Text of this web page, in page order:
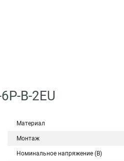
B-2EU
Материал
Монтаж
Номинальное напряжение (В)